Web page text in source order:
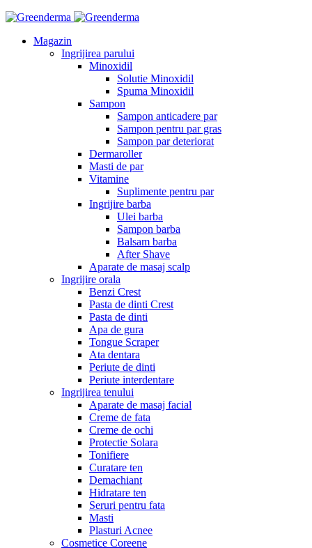
Magazin
Ingrijirea parului
Minoxidil
Solutie Minoxidil
Spuma Minoxidil
Sampon
Sampon anticadere par
Sampon pentru par gras
Sampon par deteriorat
Dermaroller
Masti de par
Vitamine
Suplimente pentru par
Ingrijire barba
Ulei barba
Sampon barba
Balsam barba
After Shave
Aparate de masaj scalp
Ingrijire orala
Benzi Crest
Pasta de dinti Crest
Pasta de dinti
Apa de gura
Tongue Scraper
Ata dentara
Periute de dinti
Periute interdentare
Ingrijirea tenului
Aparate de masaj facial
Creme de fata
Creme de ochi
Protectie Solara
Tonifiere
Curatare ten
Demachiant
Hidratare ten
Seruri pentru fata
Masti
Plasturi Acnee
Cosmetice Coreene